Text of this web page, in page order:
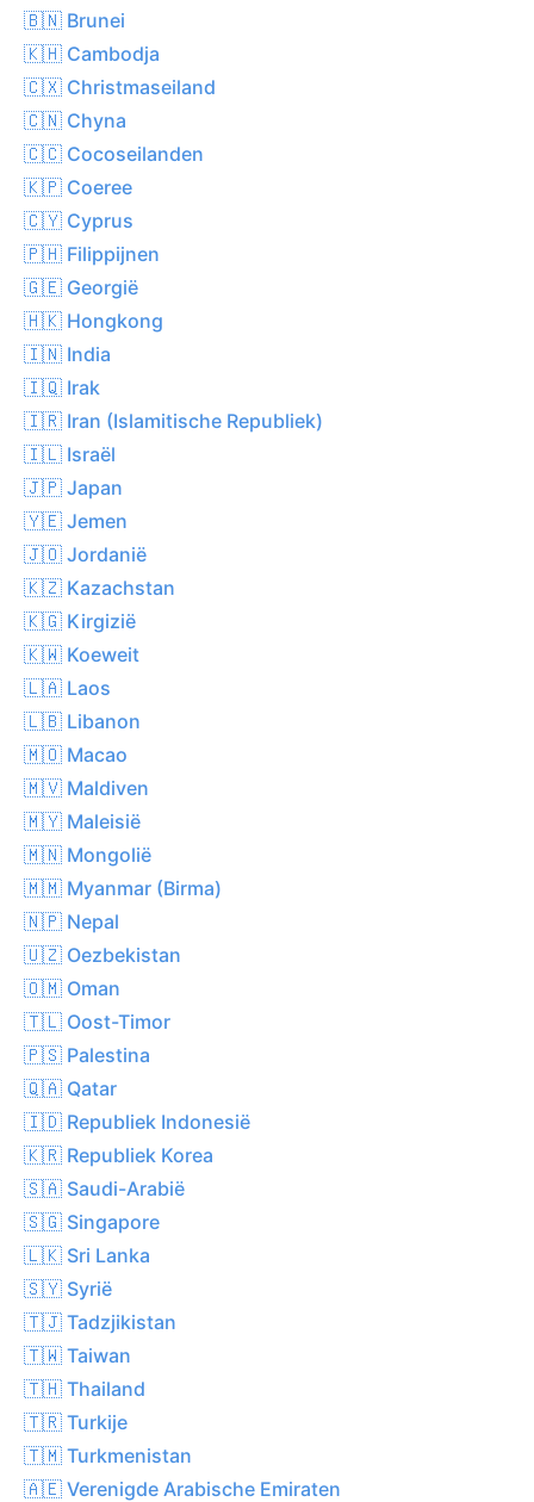
🇧🇳 Brunei
🇰🇭 Cambodja
🇨🇽 Christmaseiland
🇨🇳 Chyna
🇨🇨 Cocoseilanden
🇰🇵 Coeree
🇨🇾 Cyprus
🇵🇭 Filippijnen
🇬🇪 Georgië
🇭🇰 Hongkong
🇮🇳 India
🇮🇶 Irak
🇮🇷 Iran (Islamitische Republiek)
🇮🇱 Israël
🇯🇵 Japan
🇾🇪 Jemen
🇯🇴 Jordanië
🇰🇿 Kazachstan
🇰🇬 Kirgizië
🇰🇼 Koeweit
🇱🇦 Laos
🇱🇧 Libanon
🇲🇴 Macao
🇲🇻 Maldiven
🇲🇾 Maleisië
🇲🇳 Mongolië
🇲🇲 Myanmar (Birma)
🇳🇵 Nepal
🇺🇿 Oezbekistan
🇴🇲 Oman
🇹🇱 Oost-Timor
🇵🇸 Palestina
🇶🇦 Qatar
🇮🇩 Republiek Indonesië
🇰🇷 Republiek Korea
🇸🇦 Saudi-Arabië
🇸🇬 Singapore
🇱🇰 Sri Lanka
🇸🇾 Syrië
🇹🇯 Tadzjikistan
🇹🇼 Taiwan
🇹🇭 Thailand
🇹🇷 Turkije
🇹🇲 Turkmenistan
🇦🇪 Verenigde Arabische Emiraten